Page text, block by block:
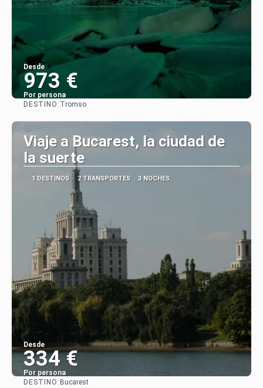
Desde
973 €
Por persona
DESTINO: Tromso
Viaje a Bucarest, la ciudad de
la suerte
1 DESTINOS 2 TRANSPORTES 3 NOCHES
Desde
334 €
Por persona
DESTINO: Bucarest